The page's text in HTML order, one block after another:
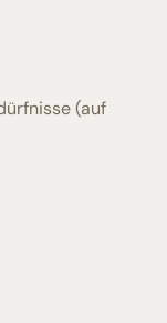
(auf